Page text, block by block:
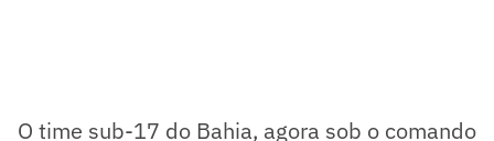
O time sub-17 do Bahia, agora sob o comando